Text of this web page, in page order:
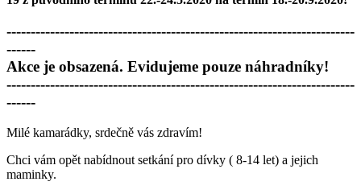
------------------------------------------------------------------------
------
Akce je obsazená. Evidujeme pouze náhradníky!
------------------------------------------------------------------------
------
Milé kamarádky, srdečně vás zdravím!
Chci vám opět nabídnout setkání pro dívky ( 8-14 let) a jejich
maminky.